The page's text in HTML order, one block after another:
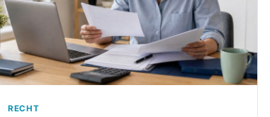
RECHT